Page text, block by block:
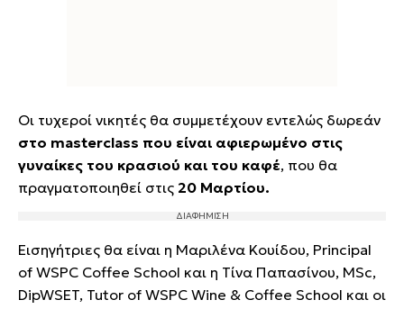
Οι τυχεροί νικητές θα συμμετέχουν εντελώς δωρεάν
στο masterclass που είναι αφιερωμένο στις
γυναίκες του κρασιού και του καφέ, που θα
πραγματοποιηθεί στις 20 Μαρτίου.
Εισηγήτριες θα είναι η Μαριλένα Κουίδου, Principal
of WSPC Coffee School και η Τίνα Παπασίνου, MSc,
DipWSET, Tutor of WSPC Wine & Coffee School και οι